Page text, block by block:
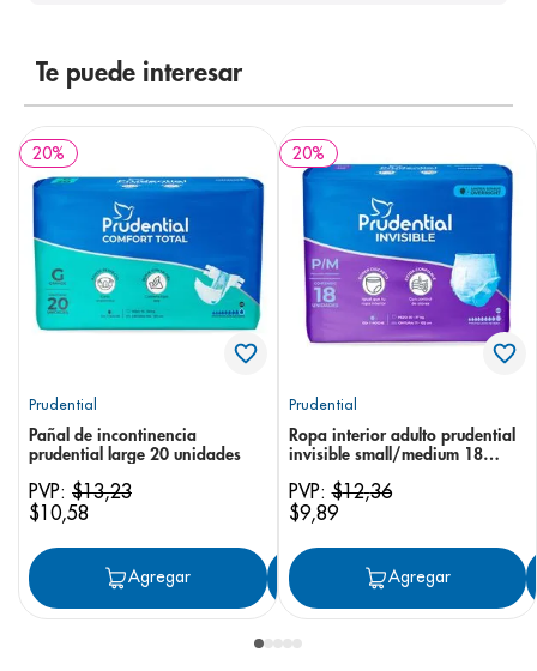
Te puede interesar
20%
Prudential
Pañal de incontinencia
prudential large 20 unidades
PVP: $13,23
$10,58
Agregar Agregar
20%
Prudential
Ropa interior adulto prudential
invisible small/medium 18
PVP:$12,36
$9,89
Agregar
10.desodorante